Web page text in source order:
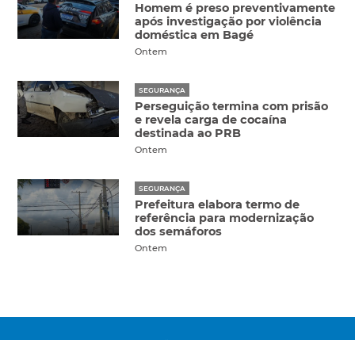
Homem é preso preventivamente
após investigação por violência
doméstica em Bagé
Ontem
SEGURANÇA
Perseguição termina com prisão
e revela carga de cocaína
destinada ao PRB
Ontem
SEGURANÇA
Prefeitura elabora termo de
referência para modernização
dos semáforos
Ontem